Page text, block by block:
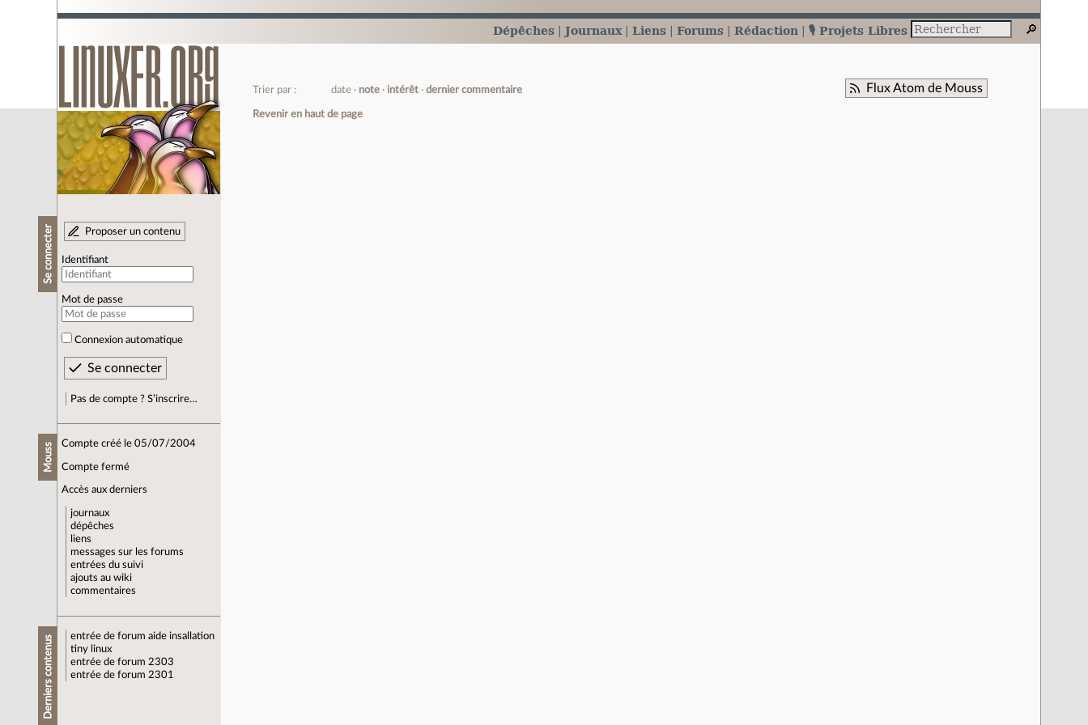
Dépêches Journaux Liens Forums Rédaction 🎙️ Projets Libres
Se connecter Proposer un contenu
Identifiant
Mot de passe
Connexion automatique
Pas de compte ? S’inscrire…
Mouss Compte créé le 05/07/2004
Compte fermé
Accès aux derniers
journaux
dépêches
liens
messages sur les forums
entrées du suivi
ajouts au wiki
commentaires
Derniers contenus entrée de forum aide insallation
tiny linux
entrée de forum 2303
entrée de forum 2301
Flux Atom de Mouss
Trier par : date note intérêt dernier commentaire
Revenir en haut de page